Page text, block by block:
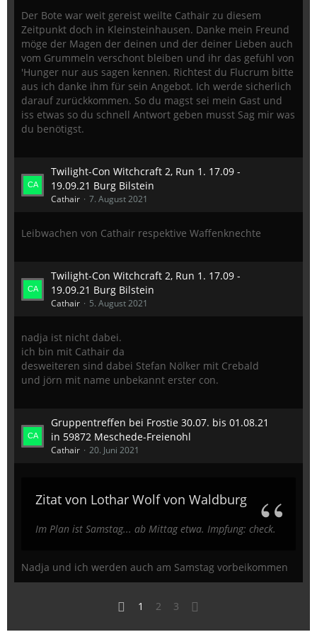
Der Bote war weit gereist weilte Cathair zu diesem
Zeitpunkt doch in Kleinsteinhausen. Danke mein Freund
möge der Magen der deinen und der deiner Lieben auch
vom Grummeln verschont bleiben und ihr das gefühl von
'Hunger nur aus sagen kennen. Richtest du Flucrum bitte
aus ich danke ihm für sein Angebot. Ich werde sicherlich
darauf zurückkommen. So du magst sei mein Gast und
iss etwas so du schnell Antwort geben musst Sag mir was
du benötigst.
Twilight-Con Witchcraft 2, Run 1. 17.09 -
19.09.21 Burg Bilstein
Cathair 7. August 2021
Leibwachen von Cathair respektive Waffenknechte
Twilight-Con Witchcraft 2, Run 1. 17.09 -
19.09.21 Burg Bilstein
Cathair 5. August 2021
nadja ist nicht dabei.
ich bin mit Cathair da
desweiteren sind dabei Stefan Nölker mit Crebald
und jörn mit name unbekannt erster con.
Gruppentreffen bei Frostie 30.07. bis 01.08.21
in 59872 Meschede-Freienohl
Cathair 20. Juni 2021
Zitat von Lothar Wolf von Waldburg
Im Plan ist Samstag... ab Mittag etwa. Impfung: check.
Nadja und ich werden auch am Samstag vorbeikommen
1 2 3